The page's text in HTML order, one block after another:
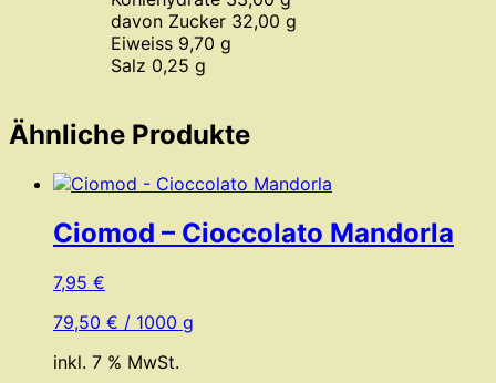
davon Zucker 32,00 g
Eiweiss 9,70 g
Salz 0,25 g
Ähnliche Produkte
Ciomod – Cioccolato Mandorla
7,95 €
79,50 € / 1000 g
inkl. 7 % MwSt.